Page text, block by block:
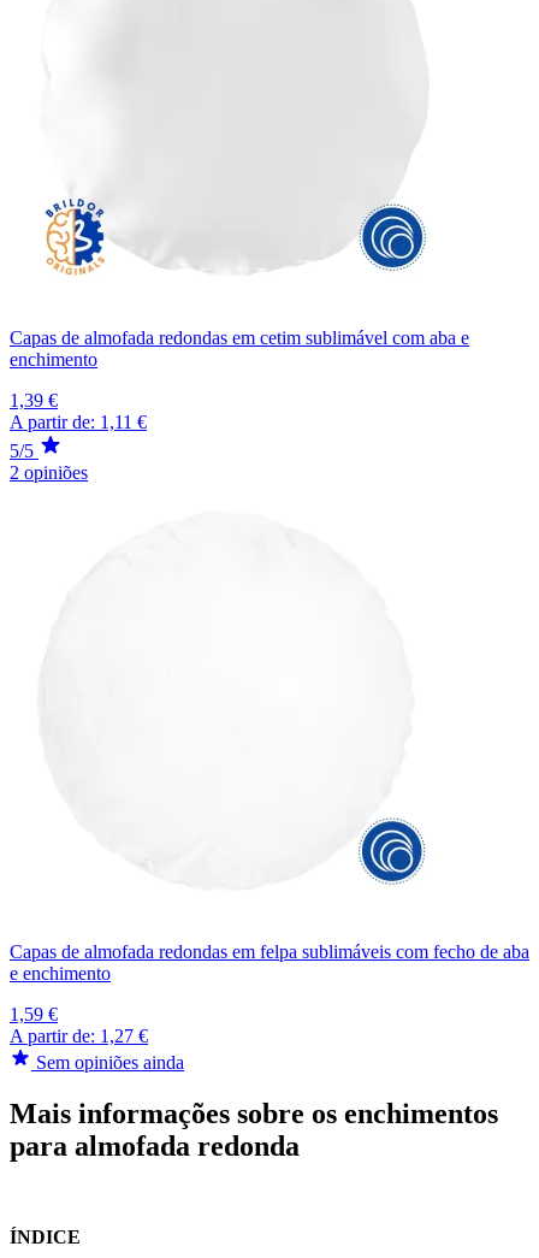
Capas de almofada redondas em cetim sublimável com aba e
enchimento
1,39 €
A partir de: 1,11 €
5/5
2 opiniões
Capas de almofada redondas em felpa sublimáveis com fecho de aba
e enchimento
1,59 €
A partir de: 1,27 €
Sem opiniões ainda
Mais informações sobre os enchimentos
para almofada redonda
ÍNDICE